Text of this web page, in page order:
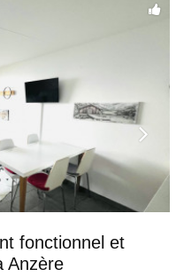
fonctionnel et
Anzère